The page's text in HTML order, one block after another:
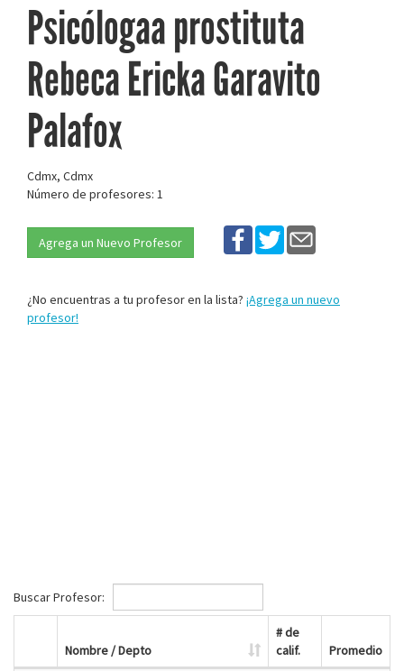
Psicólogaa prostituta
Rebeca Ericka Garavito
Palafox
Cdmx, Cdmx
Número de profesores: 1
Agrega un Nuevo Profesor
¿No encuentras a tu profesor en la lista? ¡Agrega un nuevo
profesor!
Buscar Profesor:
Nombre / Depto
# de
calif.
Promedio